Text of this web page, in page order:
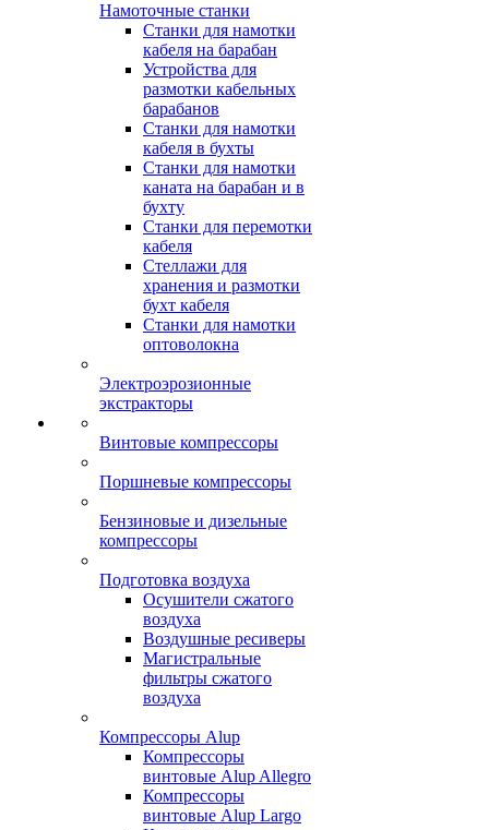
Намоточные станки
Станки для намотки
кабеля на барабан
Устройства для
размотки кабельных
барабанов
Станки для намотки
кабеля в бухты
Станки для намотки
каната на барабан и в
бухту
Станки для перемотки
кабеля
Стеллажи для
хранения и размотки
бухт кабеля
Станки для намотки
оптоволокна
Электроэрозионные
экстракторы
Винтовые компрессоры
Поршневые компрессоры
Бензиновые и дизельные
компрессоры
Подготовка воздуха
Осушители сжатого
воздуха
Воздушные ресиверы
Магистральные
фильтры сжатого
воздуха
Компрессоры Alup
Компрессоры
винтовые Alup Allegro
Компрессоры
винтовые Alup Largo